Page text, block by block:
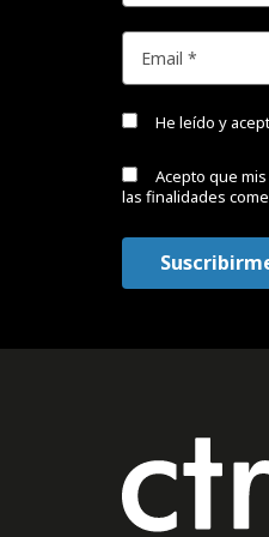
He leído y
Acepto que
las finalidades